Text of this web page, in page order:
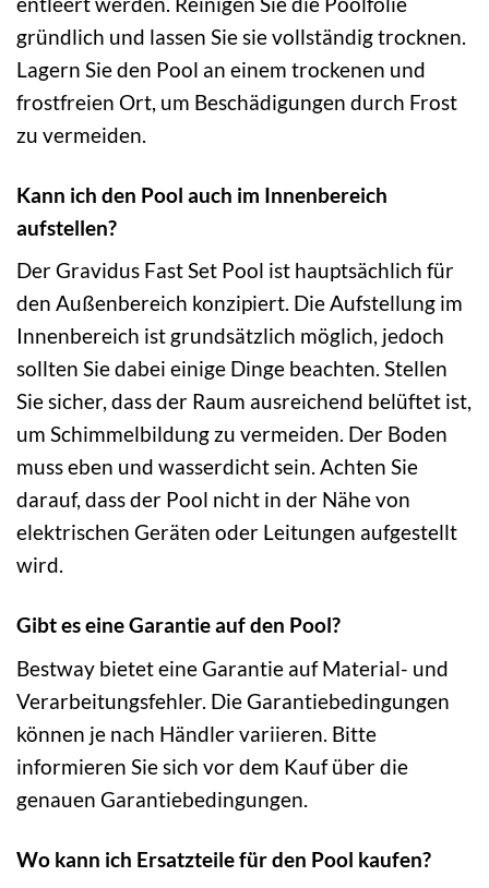
gründlich und lassen Sie sie vollständig trocknen.
Lagern Sie den Pool an einem trockenen und
frostfreien Ort, um Beschädigungen durch Frost
zu vermeiden.
Kann ich den Pool auch im Innenbereich
aufstellen?
Der Gravidus Fast Set Pool ist hauptsächlich für
den Außenbereich konzipiert. Die Aufstellung im
Innenbereich ist grundsätzlich möglich, jedoch
sollten Sie dabei einige Dinge beachten. Stellen
Sie sicher, dass der Raum ausreichend belüftet ist,
um Schimmelbildung zu vermeiden. Der Boden
muss eben und wasserdicht sein. Achten Sie
darauf, dass der Pool nicht in der Nähe von
elektrischen Geräten oder Leitungen aufgestellt
wird.
Gibt es eine Garantie auf den Pool?
Bestway bietet eine Garantie auf Material- und
Verarbeitungsfehler. Die Garantiebedingungen
können je nach Händler variieren. Bitte
informieren Sie sich vor dem Kauf über die
genauen Garantiebedingungen.
Wo kann ich Ersatzteile für den Pool kaufen?